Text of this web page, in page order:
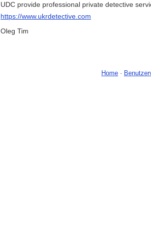
UDC provide professional private detective
https://www.ukrdetective.com
Oleg Tim
Home -